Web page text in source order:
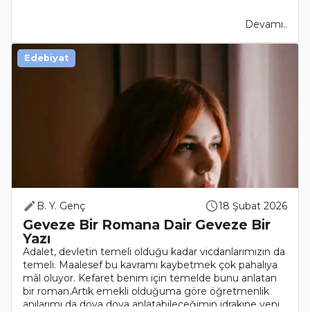
Devamı..
B. Y. Genç 18 Şubat 2026
Geveze Bir Romana Dair Geveze Bir
Yazı
Adalet, devletin temeli olduğu kadar vicdanlarımızın da
temeli. Maalesef bu kavramı kaybetmek çok pahalıya
mâl oluyor. Kefaret benim için temelde bunu anlatan
bir roman.Artık emekli olduğuma göre öğretmenlik
anılarımı da doya doya anlatabileceğimin idrakine yeni..
Edebiyat